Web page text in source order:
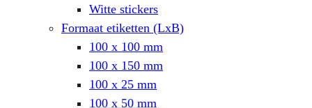
Witte stickers
Formaat etiketten (LxB)
100 x 100 mm
100 x 150 mm
100 x 25 mm
100 x 50 mm